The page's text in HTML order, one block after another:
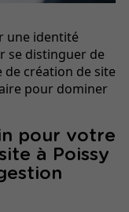
une identité
se distinguer de
de création de site
pour dominer
pour votre
à Poissy